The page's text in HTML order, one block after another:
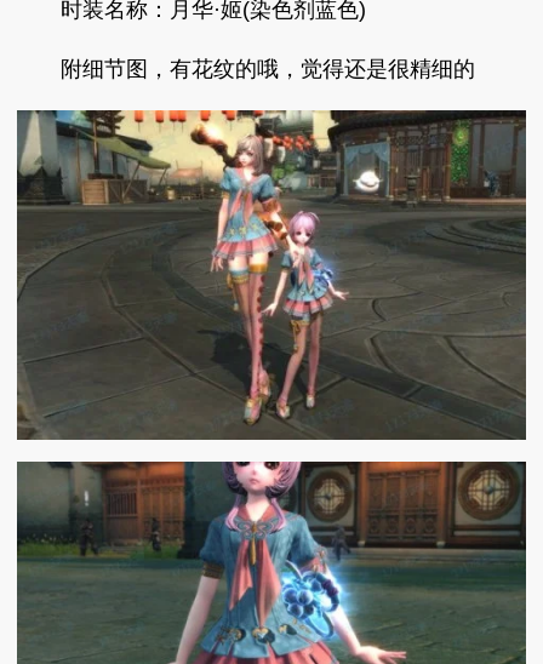
时装名称：月华·姬(染色剂蓝色)
附细节图，有花纹的哦，觉得还是很精细的